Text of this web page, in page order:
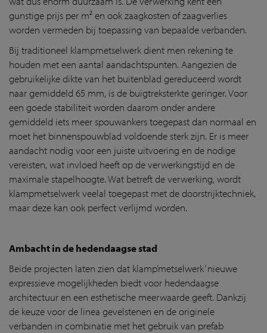
gunstige prijs per m² en ook zaagkosten of zaagverlies
worden vermeden bij toepassing van bepaalde verbanden.
Bij traditioneel klampmetselwerk dient men rekening te
houden met een aantal aandachtspunten. Aangezien de
gebruikelijke dikte van het buitenblad gereduceerd wordt
naar gemiddeld 65 mm, is de buigtreksterkte geringer. Voor
een goede stabiliteit worden daarom onder andere
gemiddeld iets meer spouwankers toegepast dan normaal en
moet het binnenspouwblad voldoende sterk zijn. Er is meer
aandacht nodig voor een juiste uitvoering en de nodige
vereisten, wat invloed heeft op de verwerkingstijd en de
maximale stapelhoogte. Wat betreft de verwerking, wordt
klampmetselwerk veelal toegepast met de doorstrijktechniek,
maar deze kan ook perfect verlijmd worden.
Ambacht in de hedendaagse stad
Beide projecten laten zien dat klamp’metselwerk’ nieuwe
expressieve mogelijkheden biedt voor hedendaagse
architectuur en een esthetische meerwaarde geeft. Dankzij
de keuze voor de linea gevelstenen en de originele
verbanden in combinatie met het gebruik van prefab